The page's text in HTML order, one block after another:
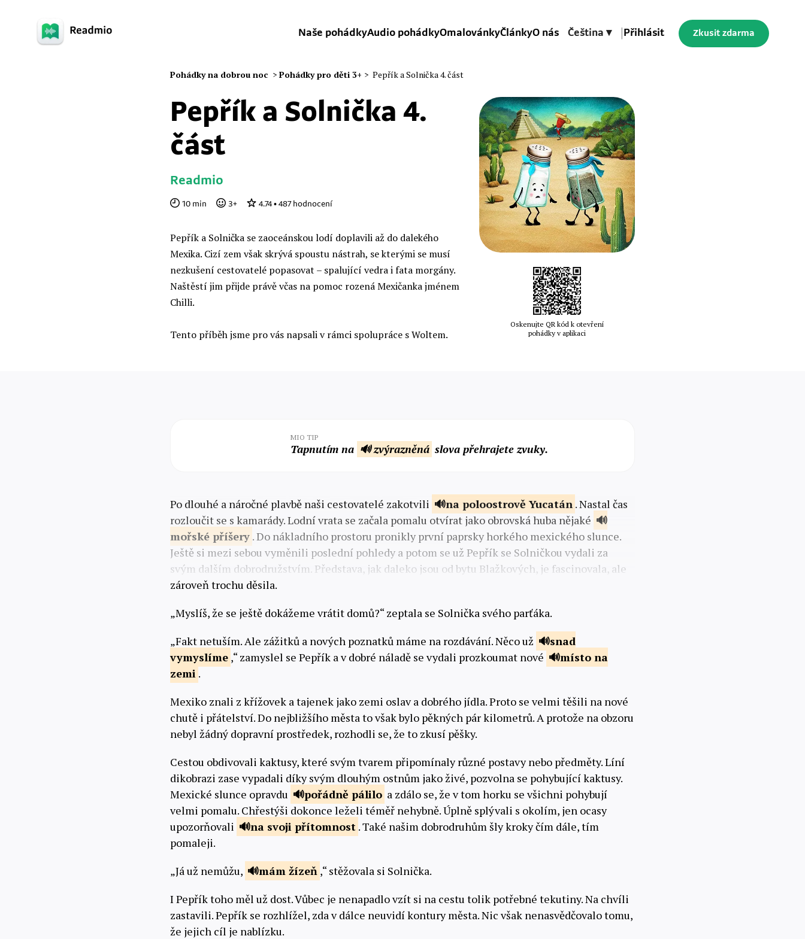
Naše pohádkyAudio pohádkyOmalovánkyČlánkyO nás Čeština ▾ Přihlásit Zkusit zdarma
Pohádky na dobrou noc > Pohádky pro děti 3+ > Pepřík a Solnička 4. část
Pepřík a Solnička 4.
část
Readmio
10 min 3+ 4.74• 487hodnocení
Pepřík a Solnička se zaoceánskou lodí doplavili až do dalekého
Mexika. Cizí zem však skrývá spoustu nástrah, se kterými se musí
nezkušení cestovatelé popasovat – spalující vedra i fata morgány.
Naštěstí jim přijde právě včas na pomoc rozená Mexičanka jménem
Chilli.
Tento příběh jsme pro vás napsali v rámci spolupráce s Woltem.
Oskenujte QR kód k otevření
pohádky v aplikaci
MIO TIP
Tapnutím na 🔊 zvýrazněná slova přehrajete zvuky.
Po dlouhé a náročné plavbě naši cestovatelé zakotvili na poloostrově Yucatán . Nastal čas
rozloučit se s kamarády. Lodní vrata se začala pomalu otvírat jako obrovská huba nějaké
mořské příšery . Do nákladního prostoru pronikly první paprsky horkého mexického slunce.
Ještě si mezi sebou vyměnili poslední pohledy a potom se už Pepřík se Solničkou vydali za
svým dalším dobrodružstvím. Představa, jak daleko jsou od bytu Blažkových, je fascinovala, ale
zároveň trochu děsila.
„Myslíš, že se ještě dokážeme vrátit domů?“ zeptala se Solnička svého parťáka.
„Fakt netuším. Ale zážitků a nových poznatků máme na rozdávání. Něco už
snad
vymyslíme ,“ zamyslel se Pepřík a v dobré náladě se vydali prozkoumat nové
místo na
zemi .
Mexiko znali z křížovek a tajenek jako zemi oslav a dobrého jídla. Proto se velmi těšili na nové
chutě i přátelství. Do nejbližšího města to však bylo pěkných pár kilometrů. A protože na obzoru
nebyl žádný dopravní prostředek, rozhodli se, že to zkusí pěšky.
Cestou obdivovali kaktusy, které svým tvarem připomínaly různé postavy nebo předměty. Líní
dikobrazi zase vypadali díky svým dlouhým ostnům jako živé, pozvolna se pohybující kaktusy.
Mexické slunce opravdu
pořádně pálilo a zdálo se, že v tom horku se všichni pohybují
velmi pomalu. Chřestýši dokonce leželi téměř nehybně. Úplně splývali s okolím, jen ocasy
upozorňovali
na svoji přítomnost . Také našim dobrodruhům šly kroky čím dále, tím
pomaleji.
„Já už nemůžu,
mám žízeň ,“ stěžovala si Solnička.
I Pepřík toho měl už dost. Vůbec je nenapadlo vzít si na cestu tolik potřebné tekutiny. Na chvíli
zastavili. Pepřík se rozhlížel, zda v dálce neuvidí kontury města. Nic však nenasvědčovalo tomu,
že jejich cíl je nablízku.